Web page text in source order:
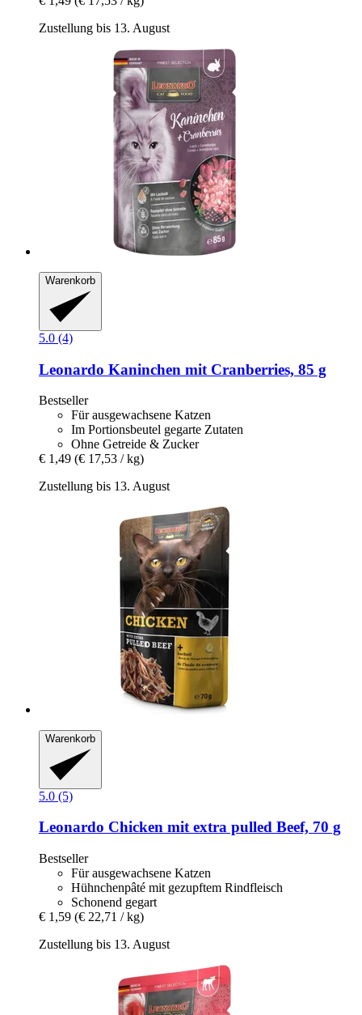
Zustellung bis 13. August
Warenkorb
5.0 (4)
Leonardo Kaninchen mit Cranberries, 85 g
Bestseller
Für ausgewachsene Katzen
Im Portionsbeutel gegarte Zutaten
Ohne Getreide & Zucker
€ 1,49 (€ 17,53 / kg)
Zustellung bis 13. August
Warenkorb
5.0 (5)
Leonardo Chicken mit extra pulled Beef, 70 g
Bestseller
Für ausgewachsene Katzen
Hühnchenpâté mit gezupftem Rindfleisch
Schonend gegart
€ 1,59 (€ 22,71 / kg)
Zustellung bis 13. August